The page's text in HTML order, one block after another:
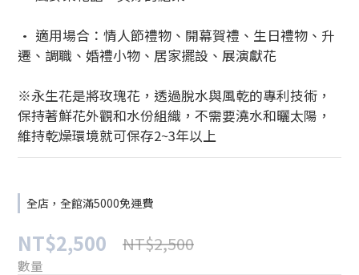
• 適用場合：情人節禮物、開幕賀禮、生日禮物、升
遷、調職、婚禮小物、居家擺設、展演獻花
※永生花是將玫瑰花，透過脫水與風乾的專利技術，
保持著鮮花外觀和水份組織，不需要澆水和曬太陽，
維持乾燥環境就可保存2~3年以上
全店，全館滿5000免運費
NT$2,500 NT$2,500
數量